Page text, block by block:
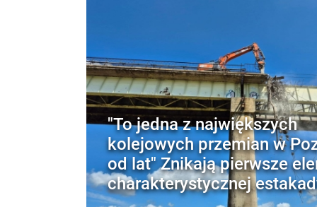
"To jedna z największych
kolejowych przemian w
od lat" Znikają pierwsze
charakterystycznej